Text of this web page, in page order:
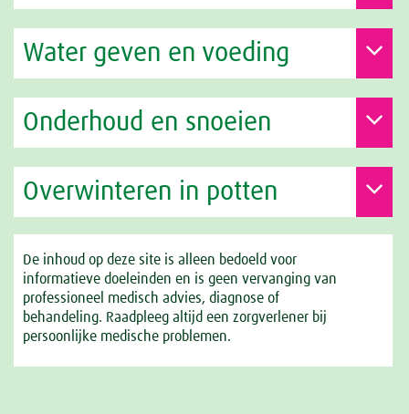
Water geven en voeding
Onderhoud en snoeien
Overwinteren in potten
De inhoud op deze site is alleen bedoeld voor
informatieve doeleinden en is geen vervanging van
professioneel medisch advies, diagnose of
behandeling. Raadpleeg altijd een zorgverlener bij
persoonlijke medische problemen.